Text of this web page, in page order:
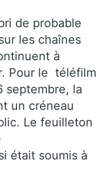
de probable
les chaînes
à
Pour le téléfilm
septembre, la
un créneau
Le feuilleton
était soumis à